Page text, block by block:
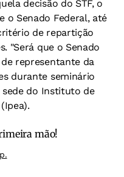
decisão do STF, o
o Senado Federal, até
de repartição
"Será que o Senado
representante da
durante seminário
do Instituto de
mão!